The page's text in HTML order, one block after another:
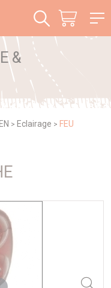
&
> Eclairage > FEU